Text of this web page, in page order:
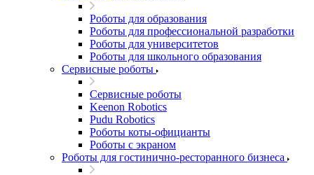
Роботы для образования
Роботы для профессиональной разработки
Роботы для университетов
Роботы для школьного образования
Сервисные роботы
Сервисные роботы
Keenon Robotics
Pudu Robotics
Роботы коты-официанты
Роботы с экраном
Роботы для гостинично-ресторанного бизнеса